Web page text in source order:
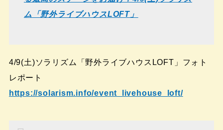
ム「野外ライブハウスLOFT」
4/9(土)ソラリズム「野外ライブハウスLOFT」フォト
レポート
https://solarism.info/event_livehouse_loft/